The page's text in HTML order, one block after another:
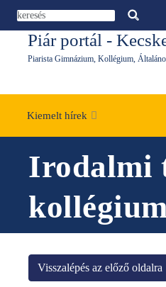
Piár portál -
Piarista Gimnázium, Kollégium,
Kiemelt hírek
Irodalmi
Visszalépés az előző oldalra